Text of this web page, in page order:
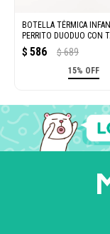
BOTELLA TÉRMICA
PERRITO DUODUO CON
(350 ML / BLANCO)
$ 586 $ 689
15% OFF